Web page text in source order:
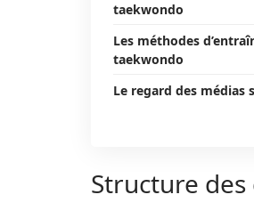
taekwondo
Les méthodes
taekwondo
Le regard des médias
Structure